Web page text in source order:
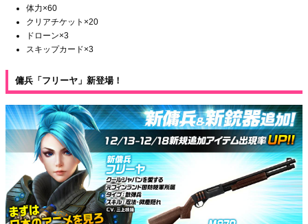
体力×60
クリアチケット×20
ドローン×3
スキップカード×3
傭兵「フリーヤ」新登場！